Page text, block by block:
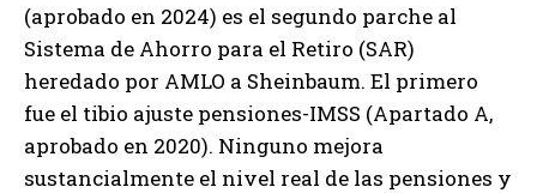
(aprobado en 2024) es el segundo parche al
Sistema de Ahorro para el Retiro (SAR)
heredado por AMLO a Sheinbaum. El primero
fue el tibio ajuste pensiones-IMSS (Apartado A,
aprobado en 2020). Ninguno mejora
sustancialmente el nivel real de las pensiones y